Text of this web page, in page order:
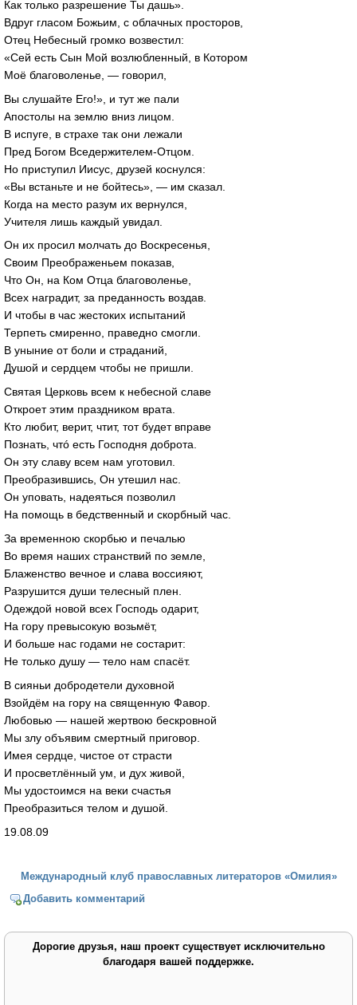
Как только разрешение Ты дашь».
Вдруг гласом Божьим, с облачных просторов,
Отец Небесный громко возвестил:
«Сей есть Сын Мой возлюбленный, в Котором
Моё благоволенье, — говорил,
Вы слушайте Его!», и тут же пали
Апостолы на землю вниз лицом.
В испуге, в страхе так они лежали
Пред Богом Вседержителем-Отцом.
Но приступил Иисус, друзей коснулся:
«Вы встаньте и не бойтесь», — им сказал.
Когда на место разум их вернулся,
Учителя лишь каждый увидал.
Он их просил молчать до Воскресенья,
Своим Преображеньем показав,
Что Он, на Ком Отца благоволенье,
Всех наградит, за преданность воздав.
И чтобы в час жестоких испытаний
Терпеть смиренно, праведно смогли.
В уныние от боли и страданий,
Душой и сердцем чтобы не пришли.
Святая Церковь всем к небесной славе
Откроет этим праздником врата.
Кто любит, верит, чтит, тот будет вправе
Познать, чтó есть Господня доброта.
Он эту славу всем нам уготовил.
Преобразившись, Он утешил нас.
Он уповать, надеяться позволил
На помощь в бедственный и скорбный час.
За временною скорбью и печалью
Во время наших странствий по земле,
Блаженство вечное и слава воссияют,
Разрушится души телесный плен.
Одеждой новой всех Господь одарит,
На гору превысокую возьмёт,
И больше нас годами не состарит:
Не только душу — тело нам спасёт.
В сияньи добродетели духовной
Взойдём на гору на священную Фавор.
Любовью — нашей жертвою бескровной
Мы злу объявим смертный приговор.
Имея сердце, чистое от страсти
И просветлённый ум, и дух живой,
Мы удостоимся на веки счастья
Преобразиться телом и душой.
19.08.09
Международный клуб православных литераторов «Омилия»
Добавить комментарий
Дорогие друзья, наш проект существует исключительно
благодаря вашей поддержке.